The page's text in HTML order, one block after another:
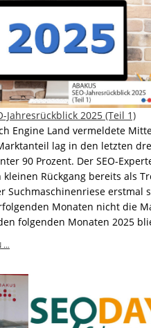
Jahresrückblick 2025 (Teil 1)
Engine Land vermeldete
lag in den letzten
90 Prozent. Der SEO-
Rückgang bereits als
Suchmaschinenriese erstmal
Monaten nicht die
folgenden Monaten 2025
…